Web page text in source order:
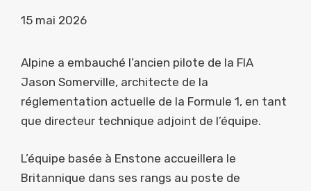
15 mai 2026
Alpine a embauché l’ancien pilote de la FIA
Jason Somerville, architecte de la
réglementation actuelle de la Formule 1, en tant
que directeur technique adjoint de l’équipe.
L’équipe basée à Enstone accueillera le
Britannique dans ses rangs au poste de